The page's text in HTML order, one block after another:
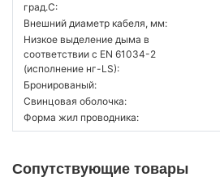
град.C:
Внешний диаметр кабеля, мм:
Низкое выделение дыма в
соответствии с EN 61034-2
(исполнение нг-LS):
Бронированый:
Свинцовая оболочка:
Форма жил проводника:
Сопутствующие товары